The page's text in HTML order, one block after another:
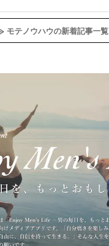
モテノウハウの新着記事一覧